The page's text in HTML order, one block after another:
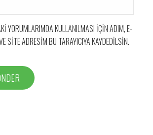
YORUMLARIMDA KULLANILMASI IÇIN ADIM, E-
SITE ADRESIM BU TARAYICIYA KAYDEDILSIN.